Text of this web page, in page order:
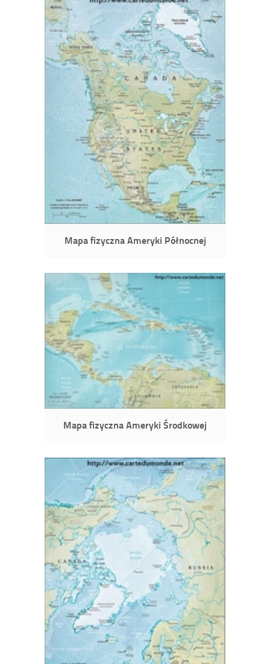
Mapa fizyczna Ameryki Północnej
Mapa fizyczna Ameryki Środkowej